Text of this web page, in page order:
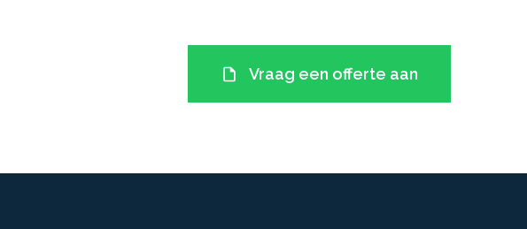
Vraag een offerte aan